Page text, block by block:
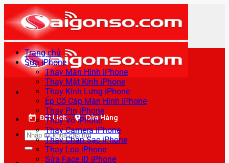
qua
nội
dung
Đặt Lịch Cửa Hàng
Tìm
kiếm:
Trang chủ
Sửa iPhone
Thay Màn Hình iPhone
Thay Mặt Kính iPhone
Thay Kính Lưng iPhone
Ép Cổ Cáp Màn Hình iPhone
Thay Pin iPhone
Thay Vỏ iPhone
Thay Camera iPhone
Thay Chân Sạc iPhone
Thay Loa iPhone
Sửa Face ID iPhone